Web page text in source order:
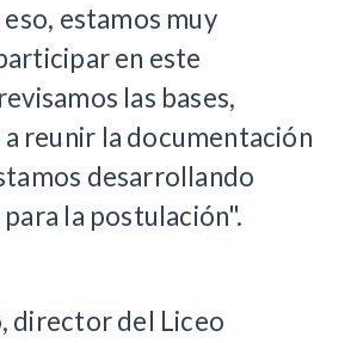
estamos muy
en este
las bases,
reunir la documentación
desarrollando
la postulación".
director del Liceo